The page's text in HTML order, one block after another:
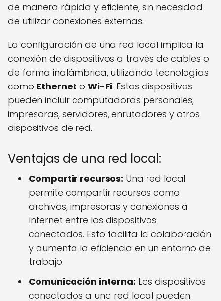
de manera rápida y eficiente, sin necesidad
de utilizar conexiones externas.
La configuración de una red local implica la
conexión de dispositivos a través de cables o
de forma inalámbrica, utilizando tecnologías
como Ethernet o Wi-Fi. Estos dispositivos
pueden incluir computadoras personales,
impresoras, servidores, enrutadores y otros
dispositivos de red.
Ventajas de una red local:
Compartir recursos: Una red local
permite compartir recursos como
archivos, impresoras y conexiones a
Internet entre los dispositivos
conectados. Esto facilita la colaboración
y aumenta la eficiencia en un entorno de
trabajo.
Comunicación interna: Los dispositivos
conectados a una red local pueden